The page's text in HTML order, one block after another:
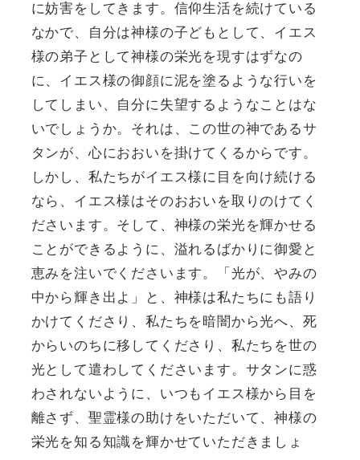
に妨害をしてきます。信仰生活を続けている
なかで、自分は神様の子どもとして、イエス
様の弟子として神様の栄光を現すはずなの
に、イエス様の御顔に泥を塗るような行いを
してしまい、自分に失望するようなことはな
いでしょうか。それは、この世の神であるサ
タンが、心におおいを掛けてくるからです。
しかし、私たちがイエス様に目を向け続ける
なら、イエス様はそのおおいを取りのけてく
ださいます。そして、神様の栄光を輝かせる
ことができるように、溢れるばかりに御愛と
恵みを注いでくださいます。「光が、やみの
中から輝き出よ」と、神様は私たちにも語り
かけてくださり、私たちを暗闇から光へ、死
からいのちに移してくださり、私たちを世の
光として遣わしてくださいます。サタンに惑
わされないように、いつもイエス様から目を
離さず、聖霊様の助けをいただいて、神様の
栄光を知る知識を輝かせていただきましょ